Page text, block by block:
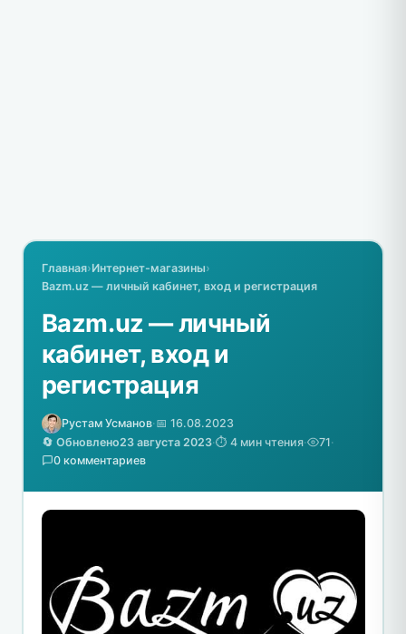
Главная›Интернет-магазины›
Bazm.uz — личный кабинет, вход и регистрация
Bazm.uz — личный
кабинет, вход и
регистрация
Рустам Усманов·📅 16.08.2023
🔄 Обновлено23 августа 2023·⏱️ 4 мин чтения· 71·
0 комментариев